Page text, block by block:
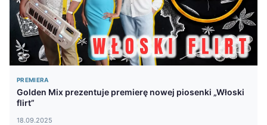
PREMIERA
Golden Mix prezentuje premierę nowej piosenki „Włoski
flirt”
18.09.2025